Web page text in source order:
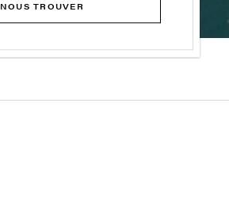
NOUS TROUVER